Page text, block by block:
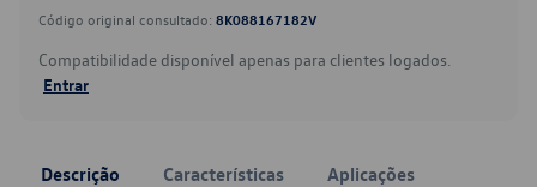
Código original consultado: 8K088167182V
Compatibilidade disponível apenas para clientes logados.
Entrar
Descrição Características Aplicações